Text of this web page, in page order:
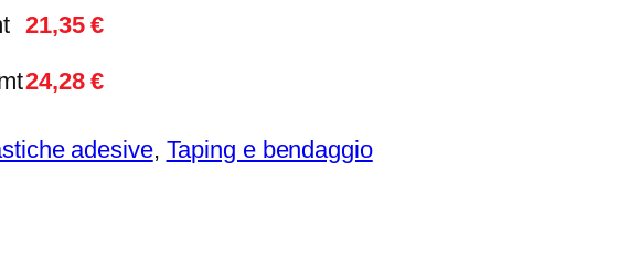
21,35€
24,28€
adesive, Taping e bendaggio